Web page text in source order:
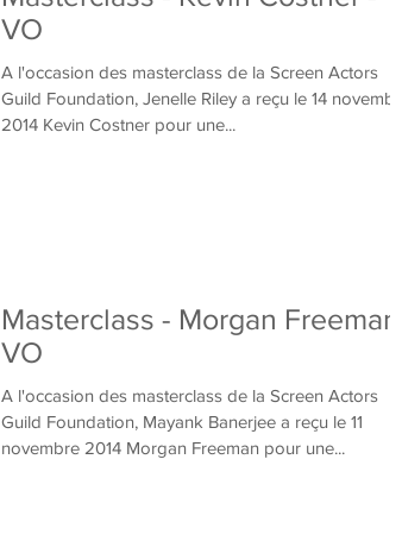
VO
A l'occasion des masterclass de la Screen Actors
Guild Foundation, Jenelle Riley a reçu le 14 novembre
2014 Kevin Costner pour une...
Masterclass - Morgan Freeman -
VO
A l'occasion des masterclass de la Screen Actors
Guild Foundation, Mayank Banerjee a reçu le 11
novembre 2014 Morgan Freeman pour une...